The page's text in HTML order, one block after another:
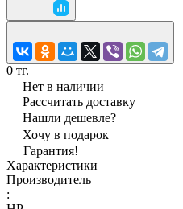
0 тг.
Нет в наличии
Рассчитать доставку
Нашли дешевле?
Хочу в подарок
Гарантия!
Характеристики
Производитель
: